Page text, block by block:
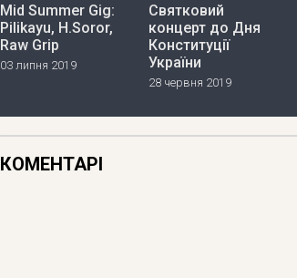
Mid Summer Gig:
Pilikayu, H.Soror,
Raw Grip
03 липня 2019
Святковий
концерт до Дня
Конституції
України
28 червня 2019
КОМЕНТАРІ